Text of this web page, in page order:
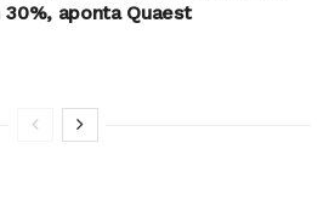
aponta Quaest